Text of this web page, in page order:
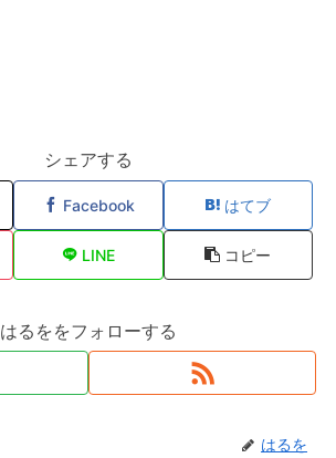
シェアする
Facebook はてブ
LINE コピー
はるををフォローする
はるを